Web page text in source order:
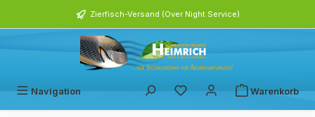
Zierfisch-Versand (Over Night Service)
Navigation Warenkorb